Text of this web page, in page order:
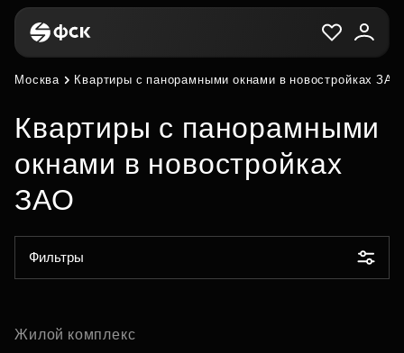
Москва Квартиры с панорамными окнами в новостройках ЗАО
Квартиры с панорамными
окнами в новостройках
ЗАО
Фильтры
Жилой комплекс